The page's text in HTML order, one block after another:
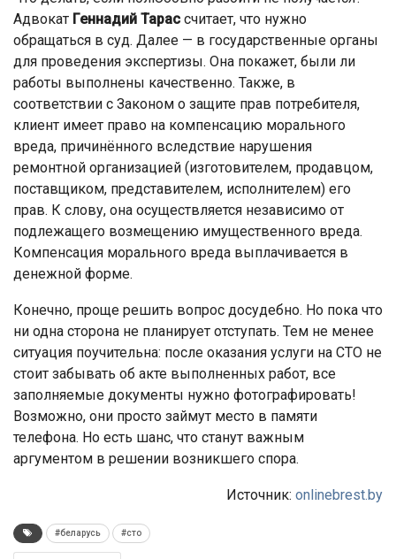
Адвокат Геннадий Тарас считает, что нужно
обращаться в суд. Далее — в государственные органы
для проведения экспертизы. Она покажет, были ли
работы выполнены качественно. Также, в
соответствии с Законом о защите прав потребителя,
клиент имеет право на компенсацию морального
вреда, причинённого вследствие нарушения
ремонтной организацией (изготовителем, продавцом,
поставщиком, представителем, исполнителем) его
прав. К слову, она осуществляется независимо от
подлежащего возмещению имущественного вреда.
Компенсация морального вреда выплачивается в
денежной форме.
Конечно, проще решить вопрос досудебно. Но пока что
ни одна сторона не планирует отступать. Тем не менее
ситуация поучительна: после оказания услуги на СТО не
стоит забывать об акте выполненных работ, все
заполняемые документы нужно фотографировать!
Возможно, они просто займут место в памяти
телефона. Но есть шанс, что станут важным
аргументом в решении возникшего спора.
Источник: onlinebrest.by
#беларусь #сто